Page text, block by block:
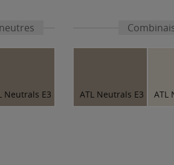
Neutrals E3 ATL Neutrals E3 ATL